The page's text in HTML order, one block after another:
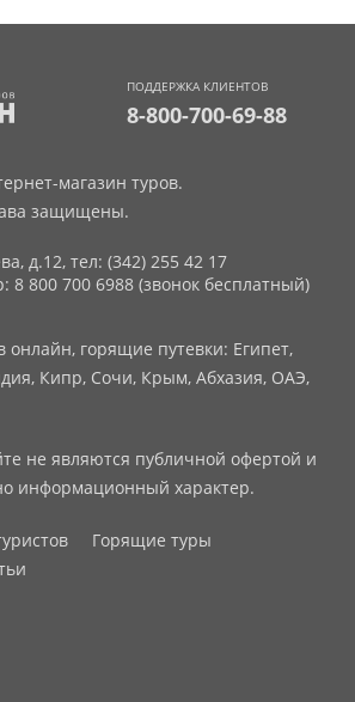
ПОДДЕРЖКА КЛИЕНТОВ
8-800-700-69-88
магазин туров.
защищены.
д.12, тел: (342) 255 42 17
800 700 6988 (звонок бесплатный)
онлайн, горящие путевки: Египет,
Кипр, Сочи, Крым, Абхазия, ОАЭ,
не являются публичной офертой и
информационный характер.
Горящие туры